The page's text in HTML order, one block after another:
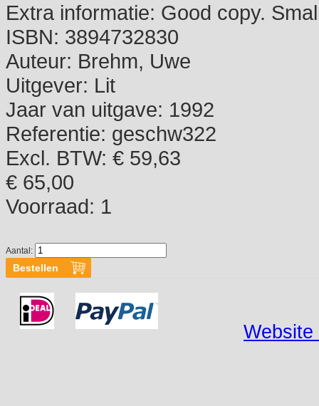
Extra informatie: Good copy.
ISBN: 3894732830
Auteur: Brehm, Uwe
Uitgever: Lit
Jaar van uitgave: 1992
Referentie: geschw322
Excl. BTW: € 59,63
€ 65,00
Voorraad: 1
Aantal:
Website